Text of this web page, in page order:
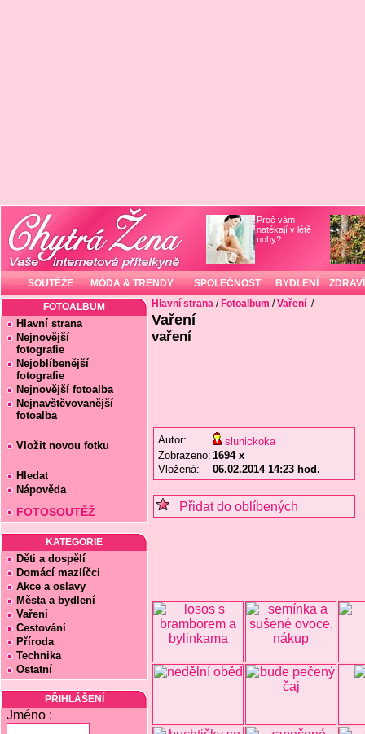
Proč vám
natékají v létě
nohy?
SOUTĚŽE MÓDA & TRENDY SPOLEČNOST BYDLENÍ ZDRAVÍ
FOTOALBUM
Hlavní strana
Nejnovější
fotografie
Nejoblíbenější
fotografie
Nejnovější fotoalba
Nejnavštěvovanější
fotoalba
Vložit novou fotku
Hledat
Nápověda
FOTOSOUTĚŽ
KATEGORIE
Děti a dospělí
Domácí mazlíčci
Akce a oslavy
Města a bydlení
Vaření
Cestování
Příroda
Technika
Ostatní
PŘIHLÁŠENÍ
Jméno :
Hlavní strana / Fotoalbum /Vaření /
Vaření
vaření
Autor:
slunickoka
Zobrazeno: 1694 x
Vložená:
06.02.2014 14:23 hod.
Přidat do oblíbených